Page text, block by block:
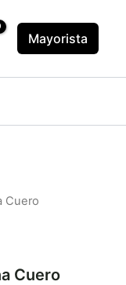
Mayorista
Cuero
Cuero